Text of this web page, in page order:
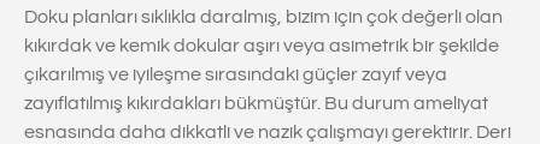
Doku planları sıklıkla daralmış, bizim için çok değerli olan
kıkırdak ve kemik dokular aşırı veya asimetrik bir şekilde
çıkarılmış ve iyileşme sırasındaki güçler zayıf veya
zayıflatılmış kıkırdakları bükmüştür. Bu durum ameliyat
esnasında daha dikkatli ve nazik çalışmayı gerektirir. Deri